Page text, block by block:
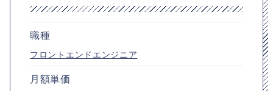
職種
フロントエンドエンジニア
月額単価